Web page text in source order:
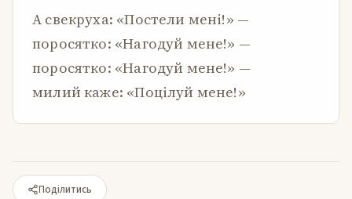
А свекруха: «Постели мені!» —
поросятко: «Нагодуй мене!» —
поросятко: «Нагодуй мене!» —
милий каже: «Поцілуй мене!»
Поділитись